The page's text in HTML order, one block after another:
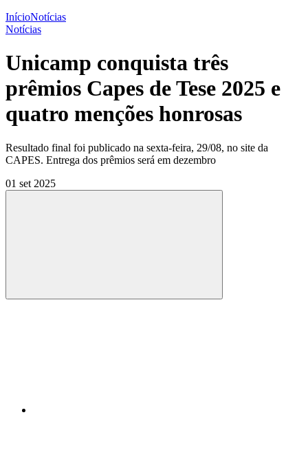
InícioNotícias
Notícias
Unicamp conquista três
prêmios Capes de Tese 2025 e
quatro menções honrosas
Resultado final foi publicado na sexta-feira, 29/08, no site da
CAPES. Entrega dos prêmios será em dezembro
01 set 2025
Compartilhar